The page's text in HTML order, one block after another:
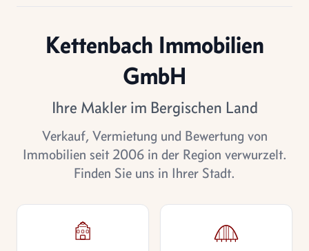
Kettenbach Immobilien
GmbH
Ihre Makler im Bergischen Land
Verkauf, Vermietung und Bewertung von
Immobilien seit 2006 in der Region verwurzelt.
Finden Sie uns in Ihrer Stadt.